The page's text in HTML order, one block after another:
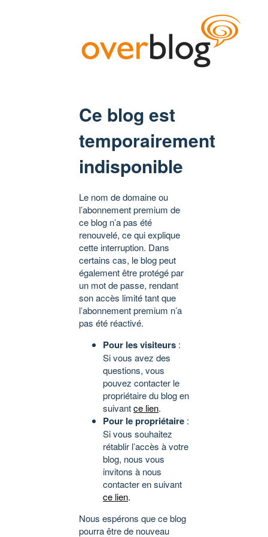
Ce blog est
temporairement
indisponible
Le nom de domaine ou
l’abonnement premium de
ce blog n’a pas été
renouvelé, ce qui explique
cette interruption. Dans
certains cas, le blog peut
également être protégé par
un mot de passe, rendant
son accès limité tant que
l’abonnement premium n’a
pas été réactivé.
Pour les visiteurs :
Si vous avez des
questions, vous
pouvez contacter le
propriétaire du blog en
suivantce lien.
Pour le propriétaire :
Si vous souhaitez
rétablir l’accès à votre
blog, nous vous
invitons à nous
contacter en suivant
ce lien.
Nous espérons que ce blog
pourra être de nouveau